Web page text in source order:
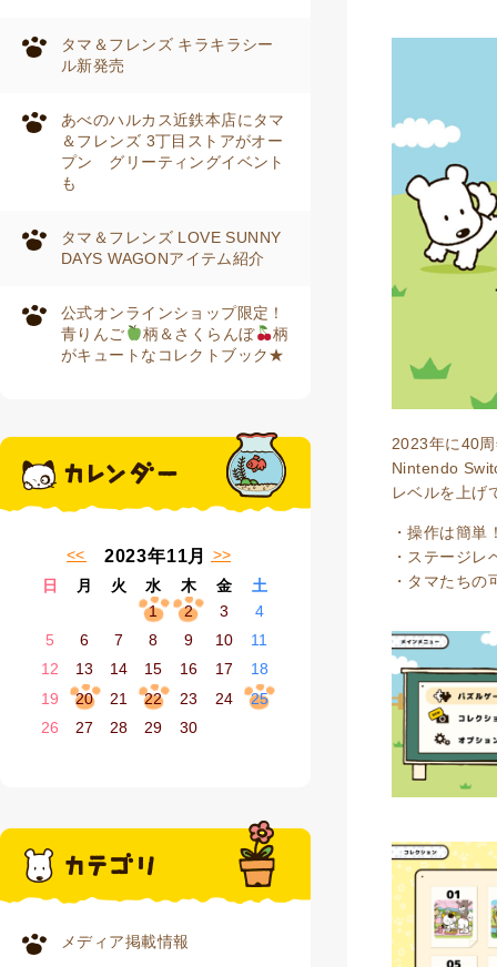
タマ＆フレンズ キラキラシー
ル新発売
あべのハルカス近鉄本店にタマ
＆フレンズ 3丁目ストアがオー
プン グリーティングイベント
も
タマ＆フレンズ LOVE SUNNY
DAYS WAGONアイテム紹介
公式オンラインショップ限定！
青りんご
柄＆さくらんぼ
柄
がキュートなコレクトブック★
2023年11月
日 月 火 水 木 金 土
« 10月 12月 »
1 2 3
4
5
6 7 8 9 10
11
12
13 14 15 16 17
18
19
20 21 22 23 24
25
26
27 28 29 30
メディア掲載情報
2023年に40
Nintendo
レベルを上げ
・操作は簡
・ステージ
・タマたち